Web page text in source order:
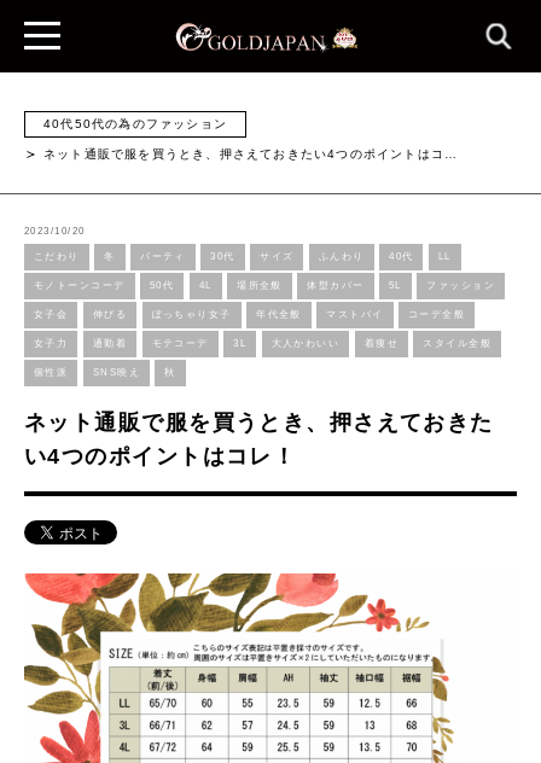
40代50代の為のファッション
ネット通販で服を買うとき、押さえておきたい4つのポイントはコ…
2023/10/20
こだわり 冬 パーティ 30代 サイズ ふんわり 40代 LL
モノトーンコーデ 50代 4L 場所全般 体型カバー 5L ファッション
女子会 伸びる ぽっちゃり女子 年代全般 マストバイ コーデ全般
女子力 通勤着 モテコーデ 3L 大人かわいい 着痩せ スタイル全般
個性派 SNS映え 秋
ネット通販で服を買うとき、押さえておきた
い4つのポイントはコレ！